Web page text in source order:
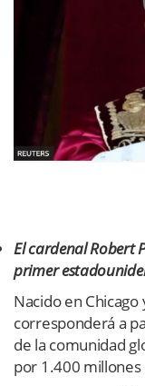
El cardenal Robert
primer
Nacido en
corresponderá a
de la comunidad
por 1.400 millones